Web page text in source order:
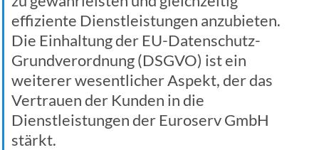
effiziente Dienstleistungen anzubieten.
Die Einhaltung der EU-Datenschutz-
Grundverordnung (DSGVO) ist ein
weiterer wesentlicher Aspekt, der das
Vertrauen der Kunden in die
Dienstleistungen der Euroserv GmbH
stärkt.